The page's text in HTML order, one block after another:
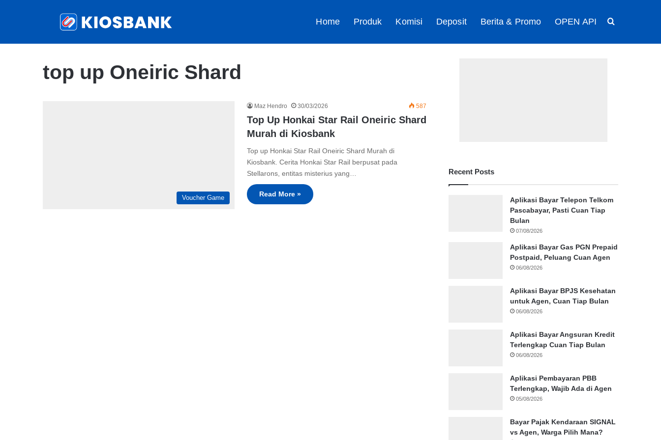
Home Produk Komisi Deposit Berita & Promo OPEN API
top up Oneiric Shard
Voucher Game
Maz Hendro 30/03/2026 587
Top Up Honkai Star Rail Oneiric Shard
Murah di Kiosbank
Top up Honkai Star Rail Oneiric Shard Murah di
Kiosbank. Cerita Honkai Star Rail berpusat pada
Stellarons, entitas misterius yang…
Read More »
Recent Posts
Aplikasi Bayar Telepon Telkom
Pascabayar, Pasti Cuan Tiap
Bulan
07/08/2026
Aplikasi Bayar Gas PGN Prepaid
Postpaid, Peluang Cuan Agen
06/08/2026
Aplikasi Bayar BPJS Kesehatan
untuk Agen, Cuan Tiap Bulan
06/08/2026
Aplikasi Bayar Angsuran Kredit
Terlengkap Cuan Tiap Bulan
06/08/2026
Aplikasi Pembayaran PBB
Terlengkap, Wajib Ada di Agen
05/08/2026
Bayar Pajak Kendaraan SIGNAL
vs Agen, Warga Pilih Mana?